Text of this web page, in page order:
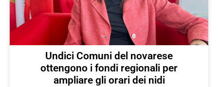
Undici Comuni del novarese
ottengono i fondi regionali per
ampliare gli orari dei nidi